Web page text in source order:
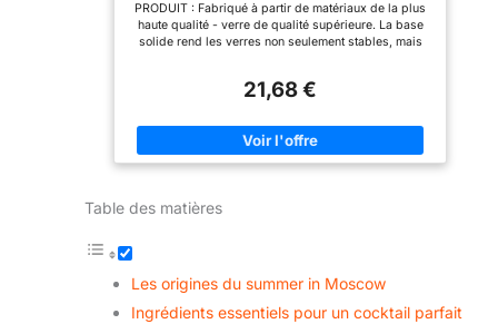
incluses: 6, Matériel:
Verre, Passe au lave-
vaisselle: Oui
PRODUIT : Fabriqué à partir de matériaux de la plus
haute qualité - verre de qualité supérieure. La base
solide rend les verres non seulement stables, mais
transparence élevés. Hautes propriétés d'utilisation
maison et dans la restauration. Forme classique et
style universel. PRINCIPALES CARACTÉRISTIQUES :
Surprenez vos invités avec une façon originale de
nettoyage et le polissage, et la forme étonnante
(cm) : 19,5, Diamètre (cm) : 8,1, Capacité (ml) : 420,
Nombre de pièces incluses : 6, Matériau : Verre,
Lavable au lave-vaisselle : Oui
21,68 €
Table des matières
Les origines du summer in Moscow
Ingrédients essentiels pour un cocktail parfait